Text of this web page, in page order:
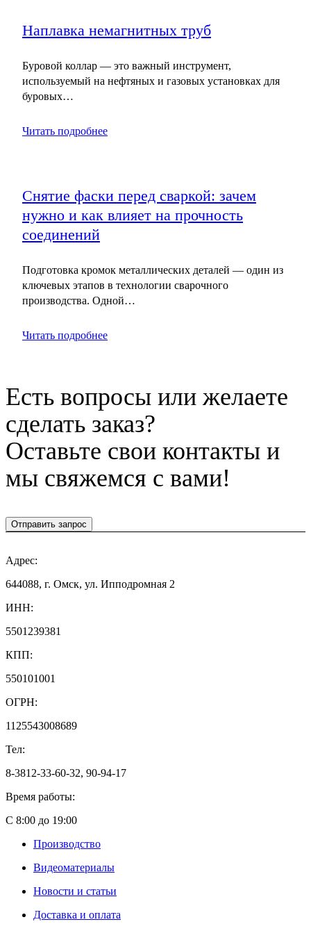
Наплавка немагнитных труб
Буровой коллар — это важный инструмент,
используемый на нефтяных и газовых установках для
буровых…
Читать подробнее
Снятие фаски перед сваркой: зачем
нужно и как влияет на прочность
соединений
Подготовка кромок металлических деталей — один из
ключевых этапов в технологии сварочного
производства. Одной…
Читать подробнее
Есть вопросы или желаете
сделать заказ?
Оставьте свои контакты и
мы свяжемся с вами!
Отправить запрос
Адрес:
644088, г. Омск, ул. Ипподромная 2
ИНН:
5501239381
КПП:
550101001
ОГРН:
1125543008689
Тел:
8-3812-33-60-32, 90-94-17
Время работы:
С 8:00 до 19:00
Производство
Видеоматериалы
Новости и статьи
Доставка и оплата